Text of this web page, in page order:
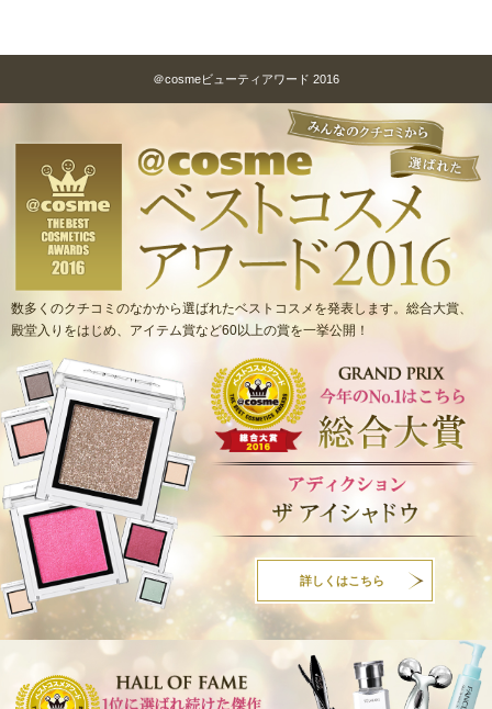
＠cosmeビューティアワード 2016
数多くのクチコミのなかから選ばれたベストコスメを発表します。総合大賞、
殿堂入りをはじめ、アイテム賞など60以上の賞を一挙公開！
詳しくはこちら